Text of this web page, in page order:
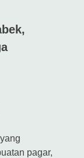
pagar,